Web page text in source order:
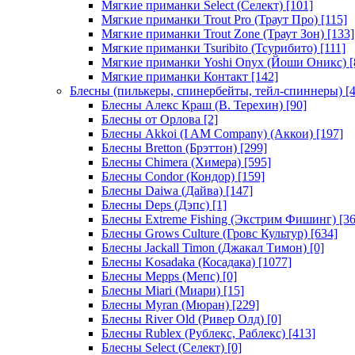
Мягкие приманки Select (Селект) [101]
Мягкие приманки Trout Pro (Траут Про) [115]
Мягкие приманки Trout Zone (Траут Зон) [133]
Мягкие приманки Tsuribito (Тсурибито) [111]
Мягкие приманки Yoshi Onyx (Йоши Оникс)
Мягкие приманки Контакт [142]
Блесны (пилькеры, спинербейты, тейл-спиннеры)
Блесны Алекс Краш (В. Терехин) [90]
Блесны от Орлова [2]
Блесны Akkoi (I AM Company) (Аккои) [197]
Блесны Bretton (Брэттон) [299]
Блесны Chimera (Химера) [595]
Блесны Condor (Кондор) [159]
Блесны Daiwa (Дайва) [147]
Блесны Deps (Дэпс) [1]
Блесны Extreme Fishing (Экстрим Фишинг)
Блесны Grows Culture (Гровс Культур) [634]
Блесны Jackall Timon (Джакал Тимон) [0]
Блесны Kosadaka (Косадака) [1077]
Блесны Mepps (Мепс) [0]
Блесны Miari (Миари) [15]
Блесны Myran (Мюран) [229]
Блесны River Old (Ривер Олд) [0]
Блесны Rublex (Рублекс, Раблекс) [413]
Блесны Select (Селект) [0]